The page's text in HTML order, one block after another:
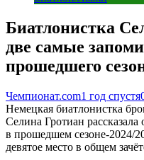
Биатлонистка
две самые
прошедшего
Чемпионат.com1 год спустя
Немецкая биатлонистка
Селина Гротиан
в прошедшем сезоне-2024/
девятое место в общем